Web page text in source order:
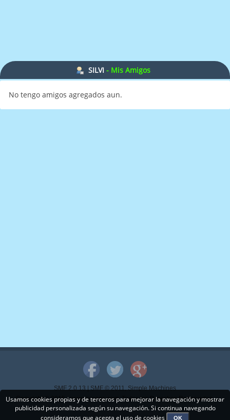
SILVI - Mis Amigos
No tengo amigos agregados aun.
SMF 2.0.13|SMF © 2011,Simple Machines
Copyright © 2015 - www.mispps.com. Todos los Derechos Reservados.
Usamos cookies propias y de terceros para mejorar la navegación y mostrar
publicidad personalizada según su navegación. Si continua navegando
consideramos que acepta el uso de cookies
OK